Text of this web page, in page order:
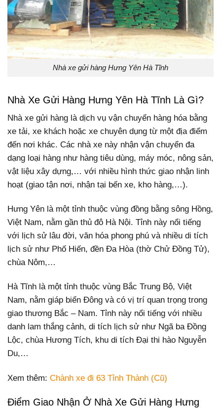
Nhà xe gửi hàng Hưng Yên Hà Tĩnh
Nhà Xe Gửi Hàng Hưng Yên Hà Tĩnh Là Gì?
Nhà xe gửi hàng là dịch vụ vận chuyển hàng hóa bằng
xe tải, xe khách hoặc xe chuyên dụng từ một địa điểm
đến nơi khác. Các nhà xe này nhận vận chuyển đa
dạng loại hàng như hàng tiêu dùng, máy móc, nông sản,
vật liệu xây dựng,… với nhiều hình thức giao nhận linh
hoạt (giao tận nơi, nhận tại bến xe, kho hàng,…).
Hưng Yên là một tỉnh thuộc vùng đồng bằng sông Hồng,
Việt Nam, nằm gần thủ đô Hà Nội. Tỉnh này nổi tiếng
với lịch sử lâu đời, văn hóa phong phú và nhiều di tích
lịch sử như Phố Hiến, đền Đa Hòa (thờ Chử Đồng Tử),
chùa Nôm,…
Hà Tĩnh là một tỉnh thuộc vùng Bắc Trung Bộ, Việt
Nam, nằm giáp biển Đông và có vị trí quan trọng trong
giao thương Bắc – Nam. Tỉnh này nổi tiếng với nhiều
danh lam thắng cảnh, di tích lịch sử như Ngã ba Đồng
Lộc, chùa Hương Tích, khu di tích Đại thi hào Nguyễn
Du,…
Xem thêm: Chành xe đi 63 Tỉnh Thành (Cũ)
Điểm Giao Nhận Ở Nhà Xe Gửi Hàng Hưng